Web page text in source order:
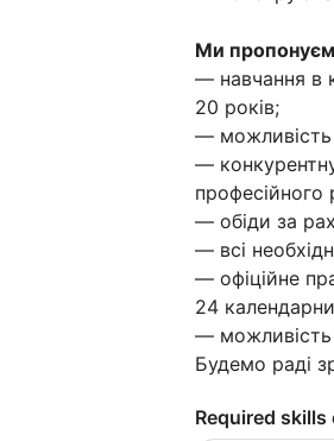
Ми
— навчання в
20 років;
— можливість
—
професійного
— обіди за
— всі
— офіційне
24
— можливість
Будемо раді
Required skills